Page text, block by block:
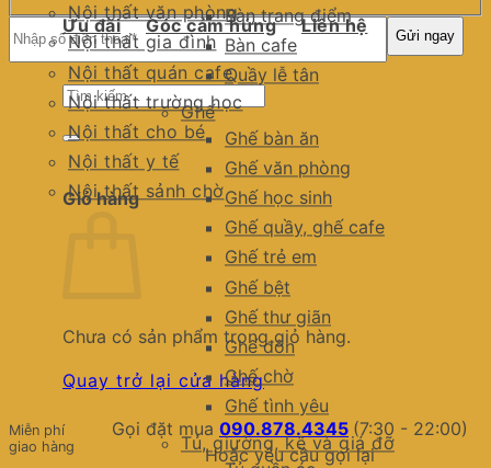
Bàn trang điểm
Bàn cafe
Quầy lễ tân
Ghế
Ghế bàn ăn
Ghế văn phòng
Ghế học sinh
Ghế quầy, ghế cafe
Ghế trẻ em
Ghế bệt
Ghế thư giãn
Ghế đôn
Ghế chờ
Ghế tình yêu
Tủ, giường, kệ và giá đỡ
Nội thất văn phòng
Nội thất gia đình
Nội thất quán cafe
Nội thất trường học
Nội thất cho bé
Nội thất y tế
Nội thất sảnh chờ
Ưu đãi Góc cảm hứng Liên hệ
Tìm
kiếm:
Giỏ hàng
Chưa có sản phẩm trong giỏ hàng.
Quay trở lại cửa hàng
Gọi đặt mua 090.878.4345 (7:30 - 22:00)
Hoặc yêu cầu gọi lại
Miễn phí
giao hàng